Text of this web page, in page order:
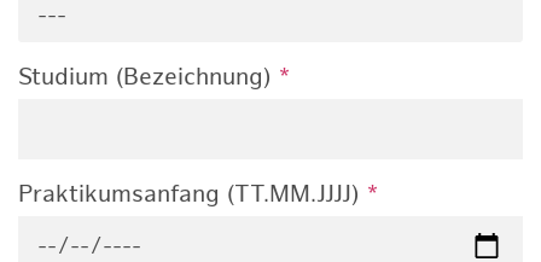
---
Studium (Bezeichnung) *
Praktikumsanfang (TT.MM.JJJJ) *